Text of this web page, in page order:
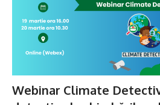
Webinar Climate